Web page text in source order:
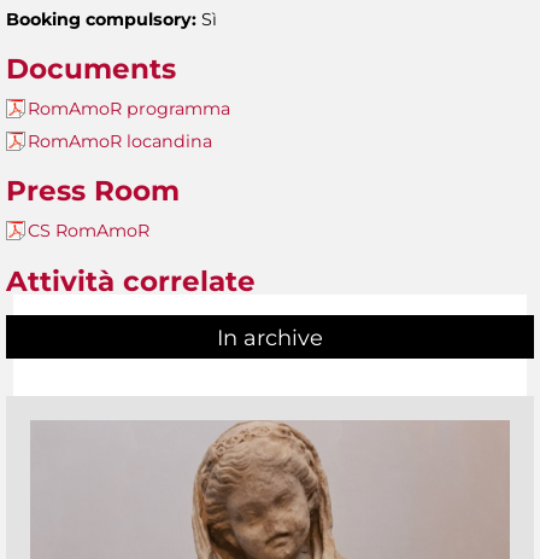
Booking compulsory: Sì
Documents
RomAmoR programma
RomAmoR locandina
Press Room
CS RomAmoR
Attività correlate
In archive